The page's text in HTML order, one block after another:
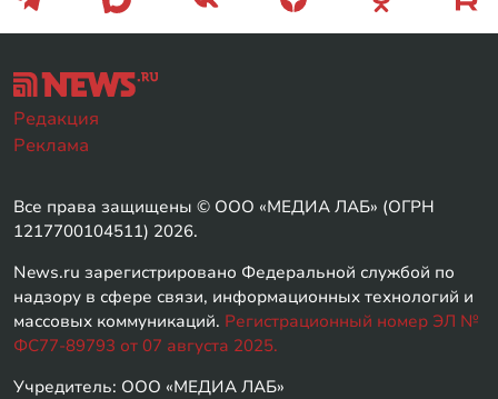
Редакция
Реклама
Все права защищены © ООО «МЕДИА ЛАБ» (ОГРН
1217700104511) 2026.
News.ru зарегистрировано Федеральной службой по
надзору в сфере связи, информационных технологий и
массовых коммуникаций. Регистрационный номер ЭЛ №
ФС77-89793 от 07 августа 2025.
Учредитель: ООО «МЕДИА ЛАБ»